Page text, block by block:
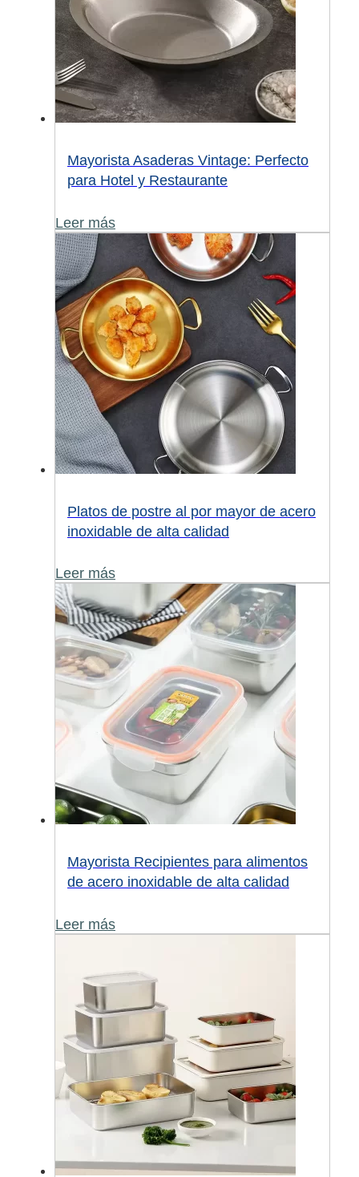
Mayorista Asaderas Vintage: Perfecto
para Hotel y Restaurante
Leer más
Platos de postre al por mayor de acero
inoxidable de alta calidad
Leer más
Mayorista Recipientes para alimentos
de acero inoxidable de alta calidad
Leer más